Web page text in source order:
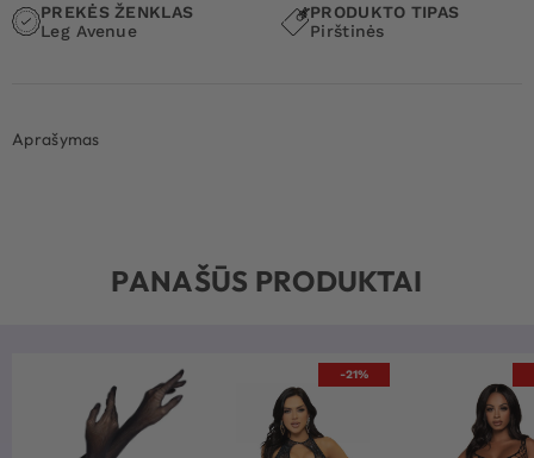
PREKĖS ŽENKLAS
Leg Avenue
PRODUKTO TIPAS
Pirštinės
Aprašymas
PANAŠŪS PRODUKTAI
-21%